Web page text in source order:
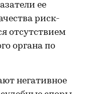
ее
риск-
отсутствием
органа по
негативное